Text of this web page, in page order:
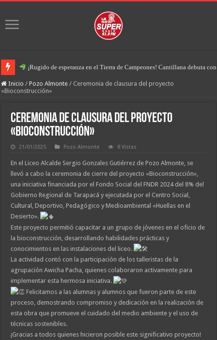
¡Rugido de esperanza en el Tierra de Campeones! Cantillana debuta
Inicio / Pozo Almonte / Ceremonia de clausura del proyecto
«Bioconstrucción»
Ceremonia de clausura del proyecto
«Bioconstrucción»
21/01/2025 Pozo Almonte 8 Vistas
En el Liceo Alcalde Sergio Gonzales Gutiérrez de Pozo Almonte, se
llevó a cabo la ceremonia de cierre del proyecto «Bioconstrucción»,
una iniciativa financiada por el Fondo Social del FNDR 2024 del 8% del
Gobierno Regional de Tarapacá y ejecutada por el Centro Social,
Cultural, Deportivo, Pedagógico y Medioambiental «Huellas en el
Desierto».
Este proyecto permitió capacitar a un grupo de jóvenes en el oficio de
la bioconstrucción, desarrollando habilidades prácticas y
conocimientos en las instalaciones del liceo.
La actividad contó con la participación de los talleristas de la
agrupación Awicha Pacha, quienes colaboraron activamente para
implementar esta hermosa iniciativa.
Felicitamos a las alumnas y alumnos que fueron parte de este
proceso, demostrando compromiso y dedicación en la realización de
esta obra que promueve el cuidado del medio ambiente y el uso de
técnicas sostenibles.
¡Gracias a todos quienes hicieron posible este significativo proyecto!